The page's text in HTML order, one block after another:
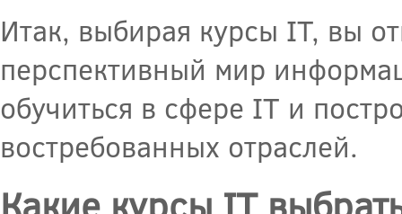
Итак, выбирая курсы IT, вы
перспективный мир
обучиться в сфере IT и
востребованных отраслей.